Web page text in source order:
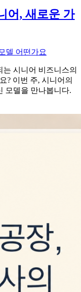
어, 새로운 가
델 어떤가요
시니어 비즈니스의
? 이번 주, 시니어의
모델을 만나봅니다.